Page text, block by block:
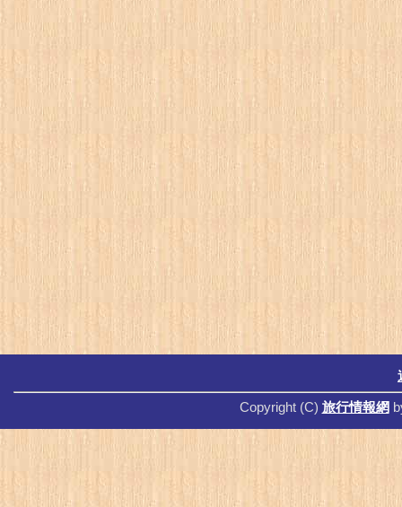
Copyright (C) 旅行情報網